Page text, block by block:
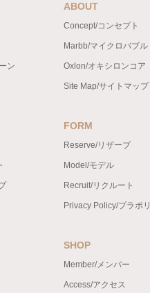
ン
ABOUT
Concept/コンセプト
Marbb/マイクロバブル
Oxlon/オキシロンコア
Site Map/サイトマップ
FORM
Reserve/リザーブ
Model/モデル
Recruit/リクルート
Privacy Policy/プラポリ
SHOP
Member/メンバー
Access/アクセス